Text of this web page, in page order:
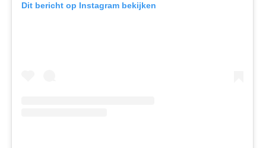
Dit bericht op Instagram bekijken